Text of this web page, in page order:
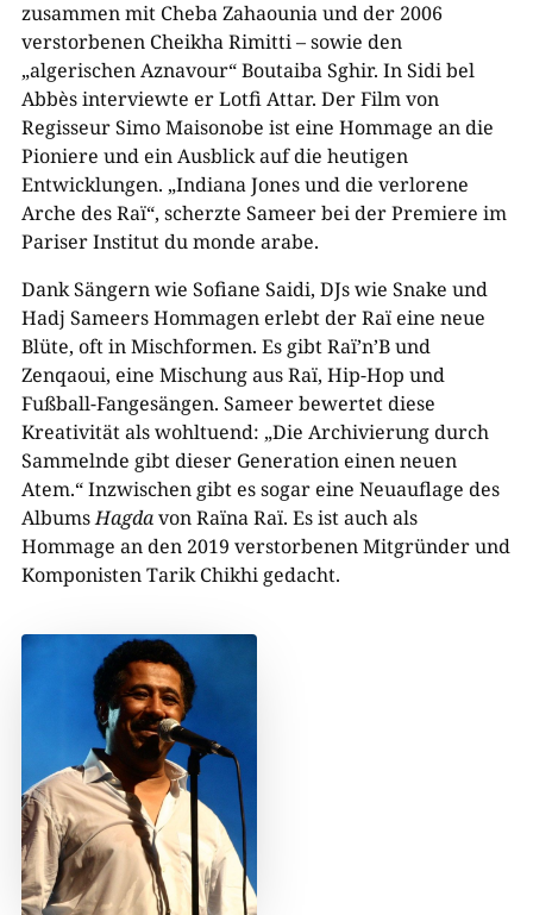
zusammen mit Cheba Zahaounia und der 2006
verstorbenen Cheikha Rimitti – sowie den
„algerischen Aznavour“ Boutaiba Sghir. In Sidi bel
Abbès interviewte er Lotfi Attar. Der Film von
Regisseur Simo Maisonobe ist eine Hommage an die
Pioniere und ein Ausblick auf die heutigen
Entwicklungen. „Indiana Jones und die verlorene
Arche des Raï“, scherzte Sameer bei der Premiere im
Pariser Institut du monde arabe.
Dank Sängern wie Sofiane Saidi, DJs wie Snake und
Hadj Sameers Hommagen erlebt der Raï eine neue
Blüte, oft in Mischformen. Es gibt Raï’n’B und
Zenqaoui, eine Mischung aus Raï, Hip-Hop und
Fußball-Fangesängen. Sameer bewertet diese
Kreativität als wohltuend: „Die Archivierung durch
Sammelnde gibt dieser Generation einen neuen
Atem.“ Inzwischen gibt es sogar eine Neuauflage des
AlbumsHagdavon Raïna Raï. Es ist auch als
Hommage an den 2019 verstorbenen Mitgründer und
Komponisten Tarik Chikhi gedacht.